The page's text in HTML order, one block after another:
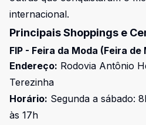
internacional.
Principais Shoppings e
FIP - Feira da Moda (Feira
Endereço: Rodovia Antônio
Terezinha
Horário: Segunda a sábado:
às 17h